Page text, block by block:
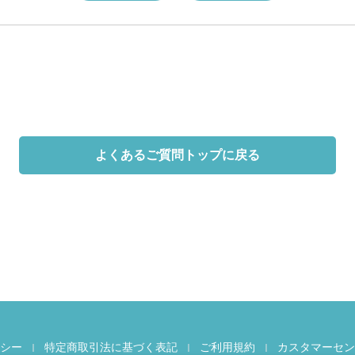
よくあるご質問トップに戻る
ー 特定商取引法に基づく表記 ご利用規約 カスタマーセ